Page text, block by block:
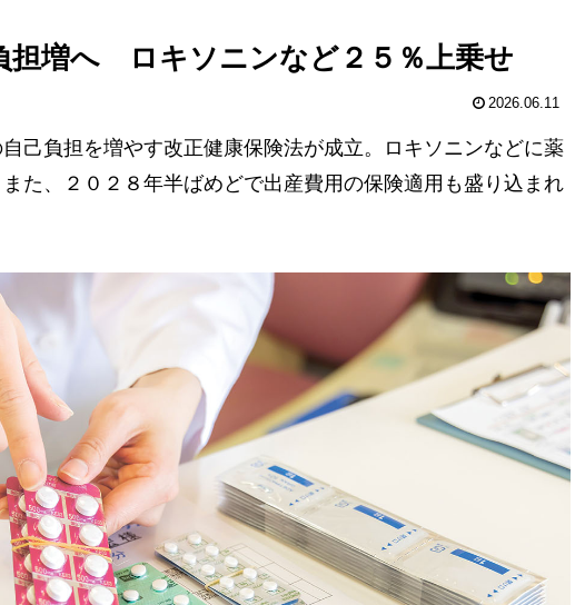
担増へ ロキソニンなど２５％上乗せ
2026.06.11
己負担を増やす改正健康保険法が成立。ロキソニンなどに薬
た、２０２８年半ばめどで出産費用の保険適用も盛り込まれ